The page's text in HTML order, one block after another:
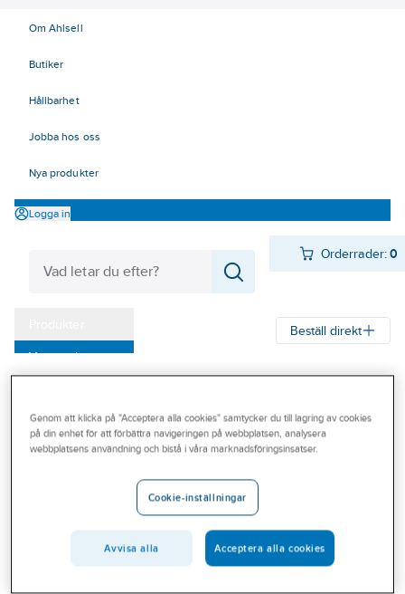
Om Ahlsell
Butiker
Hållbarhet
Jobba hos oss
Nya produkter
Logga in
Orderrader:0
Varumärken
Outlet
Branscher
Beställ direkt
NORGIPS
H-PROFIL NORGIPS
PVC 3000 MM VT-V
UTVÄNDIG GIPS
Genom att klicka på "Acceptera alla cookies" samtycker du till lagring av cookies
på din enhet för att förbättra navigeringen på webbplatsen, analysera
webbplatsens användning och bistå i våra marknadsföringsinsatser.
Cookie-inställningar
Avvisa alla Acceptera alla cookies